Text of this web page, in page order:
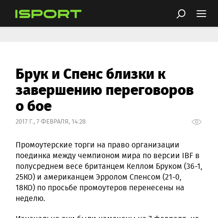
Брук и Спенс близки к
завершению переговоров
о бое
2017 Г., 7 ФЕВРАЛЯ, 14:28
Промоутерские торги на право организации
поединка между чемпионом мира по версии IBF в
полусреднем весе британцем Келлом Бруком (36-1,
25КО) и американцем Эрролом Спенсом (21-0,
18КО) по просьбе промоутеров перенесены на
неделю.